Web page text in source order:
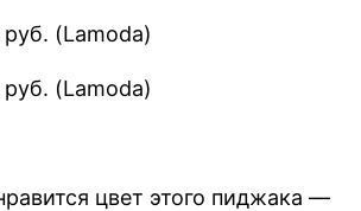
руб. (Lamoda)
руб. (Lamoda)
цвет этого пиджака —